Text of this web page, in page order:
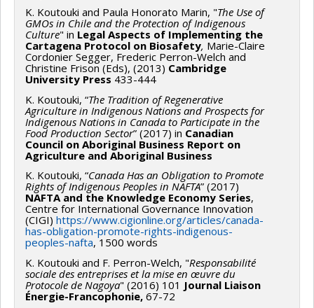
K. Koutouki and Paula Honorato Marin, "The Use of
GMOs in Chile and the Protection of Indigenous
Culture" in Legal Aspects of Implementing the
Cartagena Protocol on Biosafety, Marie-Claire
Cordonier Segger, Frederic Perron-Welch and
Christine Frison (Eds), (2013) Cambridge
University Press 433-444
K. Koutouki, “The Tradition of Regenerative
Agriculture in Indigenous Nations and Prospects for
Indigenous Nations in Canada to Participate in the
Food Production Sector” (2017) in Canadian
Council on Aboriginal Business Report on
Agriculture and Aboriginal Business
K. Koutouki, “Canada Has an Obligation to Promote
Rights of Indigenous Peoples in NAFTA” (2017)
NAFTA and the Knowledge Economy Series,
Centre for International Governance Innovation
(CIGI) https://www.cigionline.org/articles/canada-
has-obligation-promote-rights-indigenous-
peoples-nafta, 1500 words
K. Koutouki and F. Perron-Welch, "Responsabilité
sociale des entreprises et la mise en œuvre du
Protocole de Nagoya" (2016) 101 Journal Liaison
Énergie-Francophonie, 67-72